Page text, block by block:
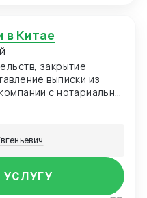
в Китае
закрытие
выписки из
с нотариально
язык
УСЛУГУ